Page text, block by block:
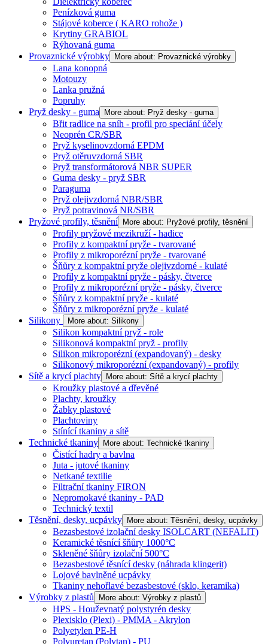
Penízková guma
Stájové koberce ( KARO rohože )
Krytiny GRABIOL
Rýhovaná guma
Provaznické výrobky
More about: Provaznické výrobky
Lana konopná
Motouzy
Lanka pružná
Popruhy
Pryž desky - guma
More about: Pryž desky - guma
Břit radlice na sníh - profil pro speciání účely
Neoprén CR/SBR
Pryž kyselinovzdorná EPDM
Pryž otěruvzdorná SBR
Pryž transformátorová NBR SUPER
Guma desky - pryž SBR
Paraguma
Pryž olejivzdorná NBR/SBR
Pryž potravinová NR/SBR
Pryžové profily, těsnění
More about: Pryžové profily, těsnění
Profily pryžové mezikruží - hadice
Profily z kompaktní pryže - tvarované
Profily z mikroporézní pryže - tvarované
Šňůry z kompaktní pryže olejivzdorné - kulaté
Profily z kompaktní pryže - pásky, čtverce
Profily z mikroporézní pryže - pásky, čtverce
Šňůry z kompaktní pryže - kulaté
Šňůry z mikroporézní pryže - kulaté
Silikony
More about: Silikony
Silikon kompaktní pryž - role
Silikonová kompaktní pryž - profily
Silikon mikroporézní (expandovaný) - desky
Silikonový mikroporézní (expandovaný) - profily
Sítě a krycí plachty
More about: Sítě a krycí plachty
Kroužky plastové a dřevěné
Plachty, kroužky
Žabky plastové
Plachtoviny
Stínící tkaniny a sítě
Technické tkaniny
More about: Technické tkaniny
Čistící hadry a bavlna
Juta - jutové tkaniny
Netkané textilie
Filtrační tkaniny FIRON
Nepromokavé tkaniny - PAD
Technický textil
Těsnění, desky, ucpávky
More about: Těsnění, desky, ucpávky
Bezasbestové izolační desky ISOLCART (NEFALIT)
Keramické těsnící šňůry 1000°C
Skleněné šňůry izolační 500°C
Bezasbestové těsnící desky (náhrada klingerit)
Lojové bavlněné ucpávky
Tkaniny nehořlavé bezasbestové (sklo, keramika)
Výrobky z plastů
More about: Výrobky z plastů
HPS - Houževnatý polystyrén desky
Plexisklo (Plexi) - PMMA - Akrylon
Polyetylen PE-H
Polyuretan (Polytan) - PU